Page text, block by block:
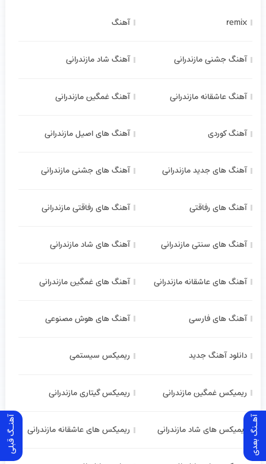
آهنـگ قبلی آهـنگ بعدی
remix آهنگ
آهنگ جشنی مازندرانی آهنگ شاد مازندرانی
آهنگ عاشقانه مازندرانی آهنگ غمگین مازندرانی
آهنگ کوردی آهنگ های اصیل مازندرانی
آهنگ های جدید مازندرانی آهنگ های جشنی مازندرانی
آهنگ های رفاقتی آهنگ های رفاقتی مازندرانی
آهنگ های سنتی مازندرانی آهنگ های شاد مازندرانی
آهنگ های عاشقانه مازندرانی آهنگ های غمگین مازندرانی
آهنگ های فارسی آهنگ های هوش مصنوعی
دانلود آهنگ جدید ریمیکس سیستمی
ریمیکس غمگین مازندرانی ریمیکس گیتاری مازندرانی
ریمیکس های شاد مازندرانی ریمیکس های عاشقانه مازندرانی